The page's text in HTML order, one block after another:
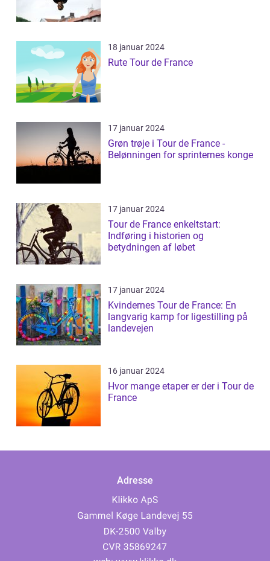
18 januar 2024
Rute Tour de France
17 januar 2024
Grøn trøje i Tour de France -
Belønningen for sprinternes konge
17 januar 2024
Tour de France enkeltstart:
Indføring i historien og
betydningen af løbet
17 januar 2024
Kvindernes Tour de France: En
langvarig kamp for ligestilling på
landevejen
16 januar 2024
Hvor mange etaper er der i Tour de
France
Adresse